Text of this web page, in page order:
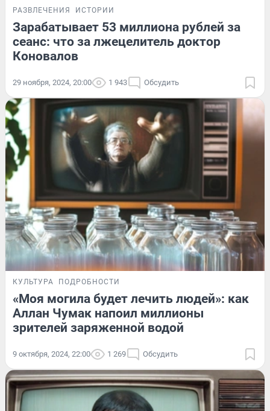
РАЗВЛЕЧЕНИЯ ИСТОРИИ
Зарабатывает 53 миллиона рублей за
сеанс: что за лжецелитель доктор
Коновалов
29 ноября, 2024, 20:00 1 943 Обсудить
КУЛЬТУРА ПОДРОБНОСТИ
«Моя могила будет лечить людей»: как
Аллан Чумак напоил миллионы
зрителей заряженной водой
9 октября, 2024, 22:00 1 269 Обсудить